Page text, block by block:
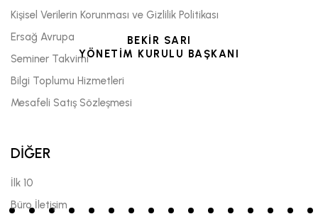
BEKİR SARI
YÖNETİM KURULU BAŞKANI
Kişisel Verilerin Korunması ve Gizlilik Politikası
Ersağ Avrupa
Seminer Takvimi
Bilgi Toplumu Hizmetleri
Mesafeli Satış Sözleşmesi
DİĞER
İlk 10
Büro İletişim